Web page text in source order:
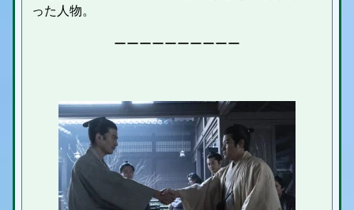
った人物。
ーーーーーーーーーー